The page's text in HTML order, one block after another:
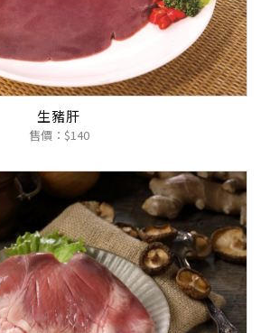
生豬肝
售價：$140